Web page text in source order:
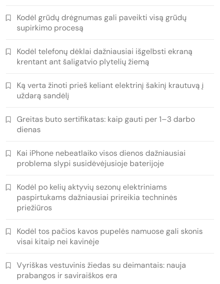
Kodėl grūdų drėgnumas gali paveikti visą grūdų
supirkimo procesą
Kodėl telefonų dėklai dažniausiai išgelbsti ekraną
krentant ant šaligatvio plytelių žiemą
Ką verta žinoti prieš keliant elektrinį šakinį krautuvą į
uždarą sandėlį
Greitas buto sertifikatas: kaip gauti per 1–3 darbo
dienas
Kai iPhone nebeatlaiko visos dienos dažniausiai
problema slypi susidėvėjusioje baterijoje
Kodėl po kelių aktyvių sezonų elektriniams
paspirtukams dažniausiai prireikia techninės
priežiūros
Kodėl tos pačios kavos pupelės namuose gali skonis
visai kitaip nei kavinėje
Vyriškas vestuvinis žiedas su deimantais: nauja
prabangos ir saviraiškos era